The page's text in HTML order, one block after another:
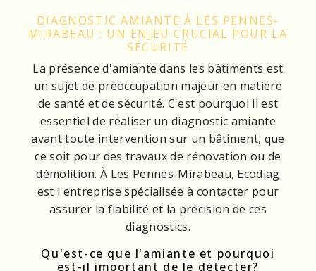
DIAGNOSTIC AMIANTE À LES PENNES-
MIRABEAU : UN ENJEU CRUCIAL POUR LA
SÉCURITÉ
La présence d'amiante dans les bâtiments est
un sujet de préoccupation majeur en matière
de santé et de sécurité. C'est pourquoi il est
essentiel de réaliser un diagnostic amiante
avant toute intervention sur un bâtiment, que
ce soit pour des travaux de rénovation ou de
démolition. À Les Pennes-Mirabeau, Ecodiag
est l'entreprise spécialisée à contacter pour
assurer la fiabilité et la précision de ces
diagnostics.
Qu'est-ce que l'amiante et pourquoi
est-il important de le détecter?